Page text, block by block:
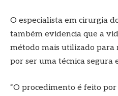
O especialista em cirurgia
também evidencia que a
método mais utilizado para
por ser uma técnica segura
“O procedimento é feito